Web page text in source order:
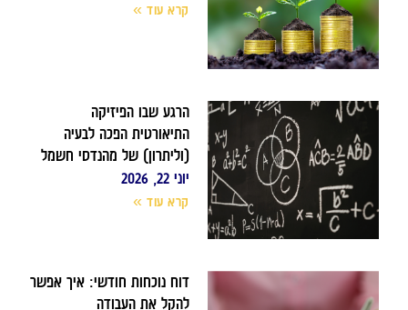
קרא עוד »
הרגע שבו הפיזיקה
התיאורטית הפכה לבעיה
(וליתרון) של מהנדסי חשמל
יוני 22, 2026
קרא עוד »
דוח נוכחות חודשי: איך אפשר
להקל את העבודה